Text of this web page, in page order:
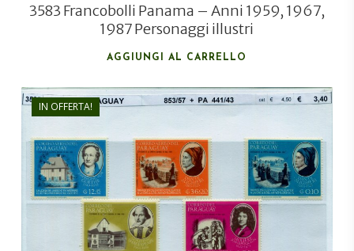
3583 Francobolli Panama – Anni 1959, 1967,
1987 Personaggi illustri
AGGIUNGI AL CARRELLO
IN OFFERTA!
€3,40
€2,50